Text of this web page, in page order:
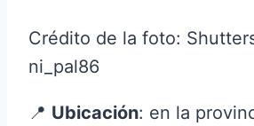
Crédito de la foto:
ni_pal86
📍 Ubicación: en la